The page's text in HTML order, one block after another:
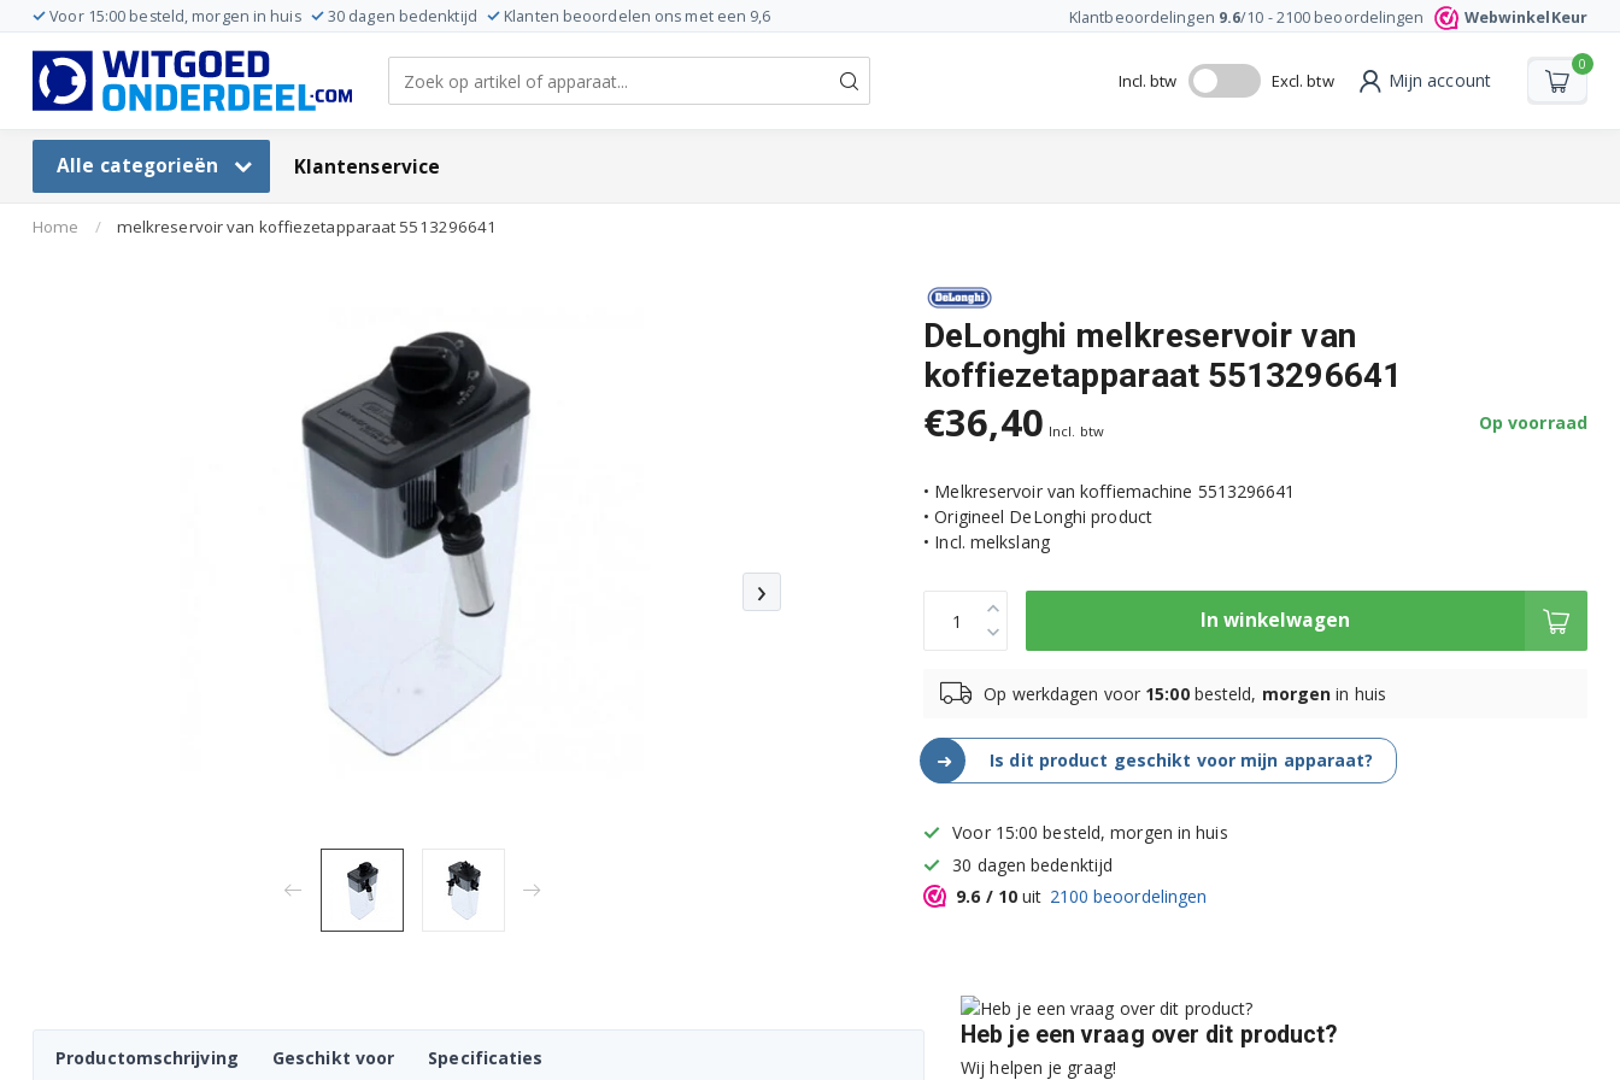
Voor 15:00 besteld, morgen in huis 30 dagen bedenktijd Klanten beoordelen ons met een 9,6 Klantbeoordelingen 9.6/10 -2100 beoordelingen WebwinkelKeur
Incl. btw Excl. btw Mijn account
0
Alle categorieën Klantenservice
Home / melkreservoir van koffiezetapparaat 5513296641
›
DeLonghi melkreservoir van
koffiezetapparaat 5513296641
€36,40 Incl. btw Op voorraad
• Melkreservoir van koffiemachine 5513296641
• Origineel DeLonghi product
• Incl. melkslang
In winkelwagen
Op werkdagen voor 15:00besteld, morgen in huis
➜ Is dit product geschikt voor mijn apparaat?
Voor 15:00 besteld, morgen in huis
30 dagen bedenktijd
9.6 / 10 uit 2100 beoordelingen
Productomschrijving Geschikt voor Specificaties
Heb je een vraag over dit product?
Wij helpen je graag!